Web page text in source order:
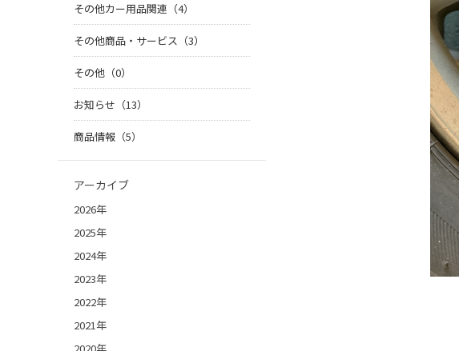
その他カー用品関連（4）
その他商品・サービス（3）
その他（0）
お知らせ（13）
商品情報（5）
アーカイブ
2026年
2025年
2024年
2023年
2022年
2021年